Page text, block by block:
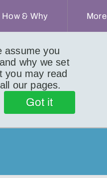
assume you
why we set
you may read
our pages.
Got it
How & Why More